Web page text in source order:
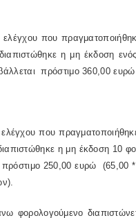
που
διαπιστώθηκε η μη έκδοση
πρόστιμο 360,00 ευρώ
που
η μη έκδοση
πρόστιμο 250,00 ευρώ
(65,00
φορολογούμενο